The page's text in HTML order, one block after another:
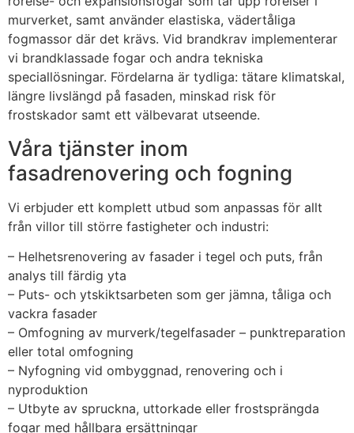
murverket, samt använder elastiska, vädertåliga
fogmassor där det krävs. Vid brandkrav implementerar
vi brandklassade fogar och andra tekniska
speciallösningar. Fördelarna är tydliga: tätare klimatskal,
längre livslängd på fasaden, minskad risk för
frostskador samt ett välbevarat utseende.
Våra tjänster inom
fasadrenovering och fogning
Vi erbjuder ett komplett utbud som anpassas för allt
från villor till större fastigheter och industri:
– Helhetsrenovering av fasader i tegel och puts, från
analys till färdig yta
– Puts- och ytskiktsarbeten som ger jämna, tåliga och
vackra fasader
– Omfogning av murverk/tegelfasader – punktreparation
eller total omfogning
– Nyfogning vid ombyggnad, renovering och i
nyproduktion
– Utbyte av spruckna, uttorkade eller frostsprängda
fogar med hållbara ersättningar